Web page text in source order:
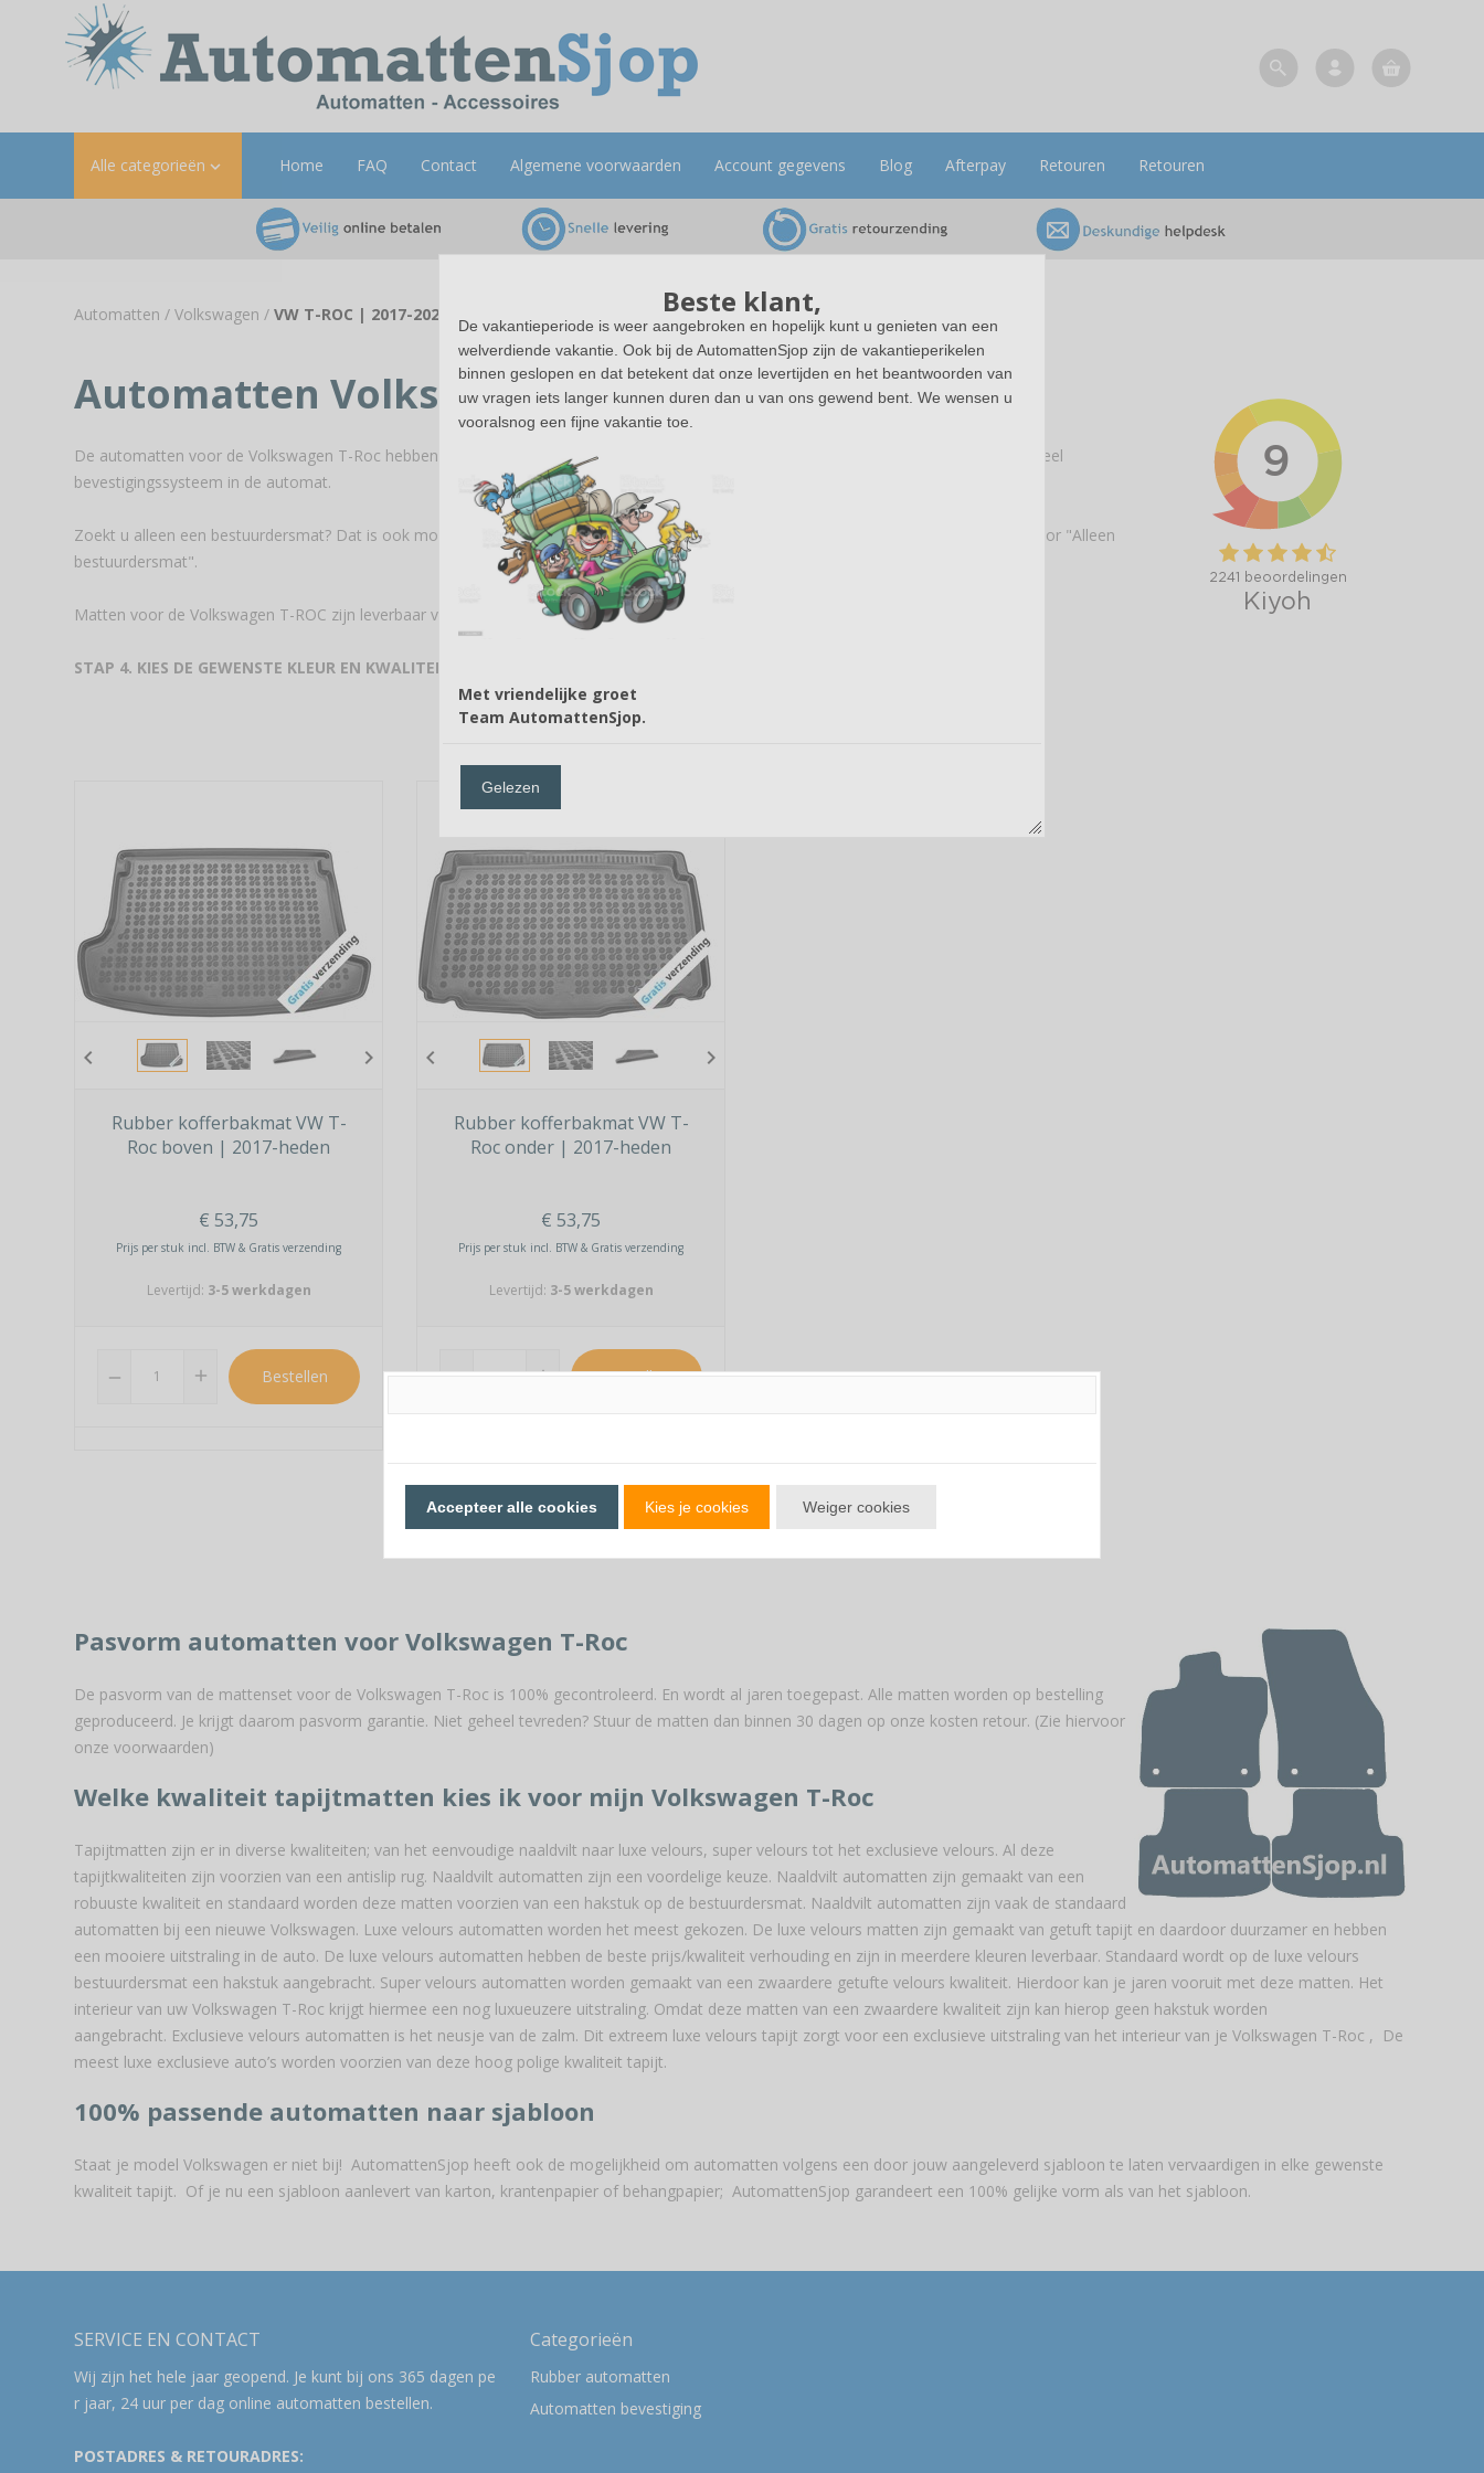
Alle categorieën  Home FAQ Contact Algemene voorwaarden Account gegevens Blog Afterpay Retouren Retouren
Automatten / Volkswagen / VW T-ROC | 2017-2025
Automatten Volkswagen T-Roc
De automatten voor de Volkswagen T-Roc hebben de originele pasvorm. De bestuurdersmat en bijrijdersmat is voorzien van een origineel
bevestigingssysteem in de automat.
Zoekt u alleen een bestuurdersmat? Dat is ook mogelijk. Selecteer eerst de gewenste kwaliteit. Kies dan bij "Meer of minder matten" voor "Alleen
bestuurdersmat".
Matten voor de Volkswagen T-ROC zijn leverbaar voor de bouwjaren 2017, 2018, 2019, 2020, 2021, 2022, 2023, 2024 en 2025
STAP 4. KIES DE GEWENSTE KLEUR EN KWALITEIT
chevron_left chevron_right
Rubber kofferbakmat VW T-
Roc boven | 2017-heden
€ 53,75
Prijs per stuk incl. BTW & Gratis verzending
Levertijd: 3-5 werkdagen
remove add Bestellen
chevron_left chevron_right
Rubber kofferbakmat VW T-
Roc onder | 2017-heden
€ 53,75
Prijs per stuk incl. BTW & Gratis verzending
Levertijd: 3-5 werkdagen
remove add Bestellen
Pasvorm automatten voor Volkswagen T-Roc
De pasvorm van de mattenset voor de Volkswagen T-Roc is 100% gecontroleerd. En wordt al jaren toegepast. Alle matten worden op bestelling
geproduceerd. Je krijgt daarom pasvorm garantie. Niet geheel tevreden? Stuur de matten dan binnen 30 dagen op onze kosten retour. (Zie hiervoor
onze voorwaarden)
Welke kwaliteit tapijtmatten kies ik voor mijn Volkswagen T-Roc
Tapijtmatten zijn er in diverse kwaliteiten; van het eenvoudige naaldvilt naar luxe velours, super velours tot het exclusieve velours. Al deze
tapijtkwaliteiten zijn voorzien van een antislip rug. Naaldvilt automatten zijn een voordelige keuze. Naaldvilt automatten zijn gemaakt van een
robuuste kwaliteit en standaard worden deze matten voorzien van een hakstuk op de bestuurdersmat. Naaldvilt automatten zijn vaak de standaard
automatten bij een nieuwe Volkswagen. Luxe velours automatten worden het meest gekozen. De luxe velours matten zijn gemaakt van getuft tapijt en daardoor duurzamer en hebben
een mooiere uitstraling in de auto. De luxe velours automatten hebben de beste prijs/kwaliteit verhouding en zijn in meerdere kleuren leverbaar. Standaard wordt op de luxe velours
bestuurdersmat een hakstuk aangebracht. Super velours automatten worden gemaakt van een zwaardere getufte velours kwaliteit. Hierdoor kan je jaren vooruit met deze matten. Het
interieur van uw Volkswagen T-Roc krijgt hiermee een nog luxueuzere uitstraling. Omdat deze matten van een zwaardere kwaliteit zijn kan hierop geen hakstuk worden
aangebracht. Exclusieve velours automatten is het neusje van de zalm. Dit extreem luxe velours tapijt zorgt voor een exclusieve uitstraling van het interieur van je Volkswagen T-Roc , De
meest luxe exclusieve auto’s worden voorzien van deze hoog polige kwaliteit tapijt.
100% passende automatten naar sjabloon
Staat je model Volkswagen er niet bij! AutomattenSjop heeft ook de mogelijkheid om automatten volgens een door jouw aangeleverd sjabloon te laten vervaardigen in elke gewenste
kwaliteit tapijt. Of je nu een sjabloon aanlevert van karton, krantenpapier of behangpapier; AutomattenSjop garandeert een 100% gelijke vorm als van het sjabloon.
SERVICE EN CONTACT
Wij zijn het hele jaar geopend. Je kunt bij ons 365 dagen pe
r jaar, 24 uur per dag online automatten bestellen.
POSTADRES & RETOURADRES:
Categorieën
Rubber automatten
Automatten bevestiging
Beste klant,
De vakantieperiode is weer aangebroken en hopelijk kunt u genieten van een
welverdiende vakantie. Ook bij de AutomattenSjop zijn de vakantieperikelen
binnen geslopen en dat betekent dat onze levertijden en het beantwoorden van
uw vragen iets langer kunnen duren dan u van ons gewend bent. We wensen u
vooralsnog een fijne vakantie toe.
Met vriendelijke groet
Team AutomattenSjop.
Gelezen
Accepteer alle cookies Kies je cookies Weiger cookies